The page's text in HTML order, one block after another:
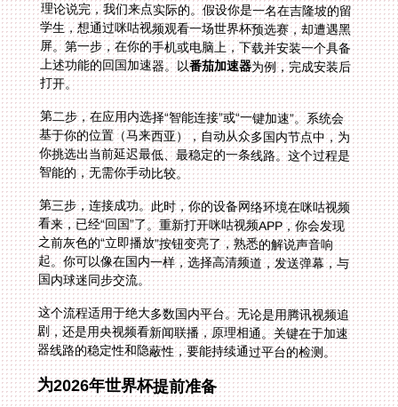
理论说完，我们来点实际的。假设你是一名在吉隆坡的留
学生，想通过咪咕视频观看一场世界杯预选赛，却遭遇黑
屏。第一步，在你的手机或电脑上，下载并安装一个具备
上述功能的回国加速器。以番茄加速器为例，完成安装后
打开。
第二步，在应用内选择“智能连接”或“一键加速”。系统会
基于你的位置（马来西亚），自动从众多国内节点中，为
你挑选出当前延迟最低、最稳定的一条线路。这个过程是
智能的，无需你手动比较。
第三步，连接成功。此时，你的设备网络环境在咪咕视频
看来，已经“回国”了。重新打开咪咕视频APP，你会发现
之前灰色的“立即播放”按钮变亮了，熟悉的解说声音响
起。你可以像在国内一样，选择高清频道，发送弹幕，与
国内球迷同步交流。
这个流程适用于绝大多数国内平台。无论是用腾讯视频追
剧，还是用央视频看新闻联播，原理相通。关键在于加速
器线路的稳定性和隐蔽性，要能持续通过平台的检测。
为2026年世界杯提前准备